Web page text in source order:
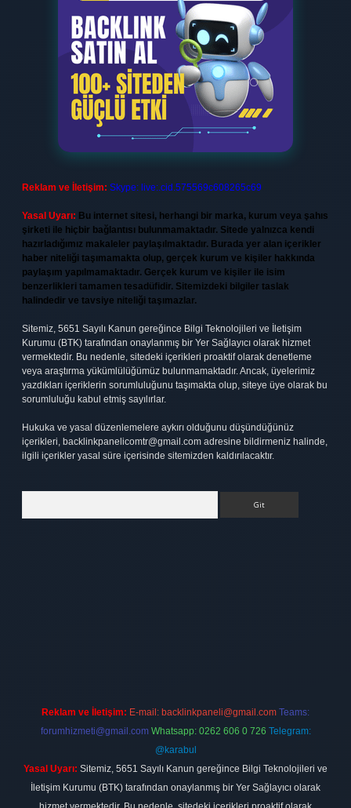
Reklam ve İletişim: Skype: live:.cid.575569c608265c69
Yasal Uyarı: Bu internet sitesi, herhangi bir marka, kurum veya şahıs
şirketi ile hiçbir bağlantısı bulunmamaktadır. Sitede yalnızca kendi
hazırladığımız makaleler paylaşılmaktadır. Burada yer alan içerikler
haber niteliği taşımamakta olup, gerçek kurum ve kişiler hakkında
paylaşım yapılmamaktadır. Gerçek kurum ve kişiler ile isim
benzerlikleri tamamen tesadüfidir. Sitemizdeki bilgiler taslak
halindedir ve tavsiye niteliği taşımazlar.
Sitemiz, 5651 Sayılı Kanun gereğince Bilgi Teknolojileri ve İletişim
Kurumu (BTK) tarafından onaylanmış bir Yer Sağlayıcı olarak hizmet
vermektedir. Bu nedenle, sitedeki içerikleri proaktif olarak denetleme
veya araştırma yükümlülüğümüz bulunmamaktadır. Ancak, üyelerimiz
yazdıkları içeriklerin sorumluluğunu taşımakta olup, siteye üye olarak bu
sorumluluğu kabul etmiş sayılırlar.
Hukuka ve yasal düzenlemelere aykırı olduğunu düşündüğünüz
içerikleri, backlinkpanelicomtr@gmail.com adresine bildirmeniz halinde,
ilgili içerikler yasal süre içerisinde sitemizden kaldırılacaktır.
Reklam ve İletişim: E-mail: backlinkpaneli@gmail.com Teams:
forumhizmeti@gmail.com Whatsapp: 0262 606 0 726 Telegram:
@karabul
Yasal Uyarı: Sitemiz, 5651 Sayılı Kanun gereğince Bilgi Teknolojileri ve
İletişim Kurumu (BTK) tarafından onaylanmış bir Yer Sağlayıcı olarak